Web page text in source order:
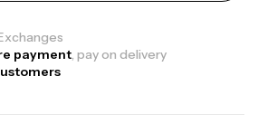
payment, pay on delivery